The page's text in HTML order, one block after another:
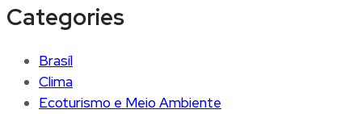
Categories
Brasíl
Clima
Ecoturismo e Meio Ambiente